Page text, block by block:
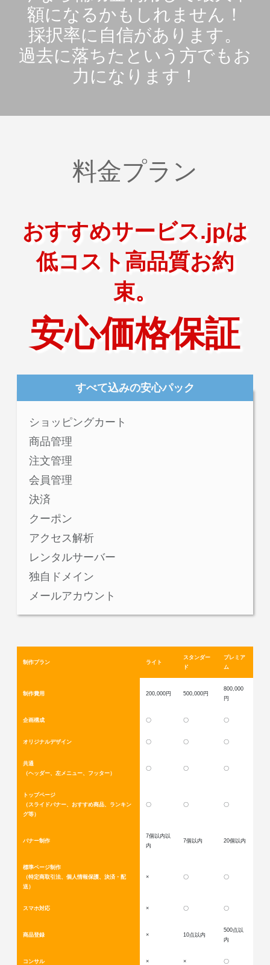
額になるかもしれません！
採択率に自信があります。
過去に落ちたという方でもお
力になります！
料金プラン
おすすめサービス.jpは
低コスト高品質お約
束。
安心価格保証
すべて込みの安心パック
ショッピングカート
商品管理
注文管理
会員管理
決済
クーポン
アクセス解析
レンタルサーバー
独自ドメイン
メールアカウント
制作プラン ライト
スタンダー
ド
プレミア
ム
制作費用 200,000円 500,000円
800,000
円
企画構成 〇 〇 〇
オリジナルデザイン 〇 〇 〇
共通
（ヘッダー、左メニュー、フッター）
〇 〇 〇
トップページ
（スライドバナー、おすすめ商品、ランキン
グ等）
〇 〇 〇
バナー制作
7個以内以
内
7個以内 20個以内
標準ページ制作
（特定商取引法、個人情報保護、決済・配
送）
× 〇 〇
スマホ対応 × 〇 〇
商品登録 × 10点以内
500点以
内
コンサル × × 〇